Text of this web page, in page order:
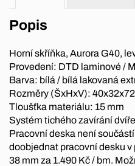
Popis
Horní skříňka, Aurora G40,
Provedení: DTD laminové /
Barva: bílá / bílá lakovaná
Rozměry (ŠxHxV):
Tloušťka materiálu: 15 mm
Systém tichého zavírání
Pracovní deska není
doobjednat pracovní desku
38 mm za 1.490 Kč / bm.